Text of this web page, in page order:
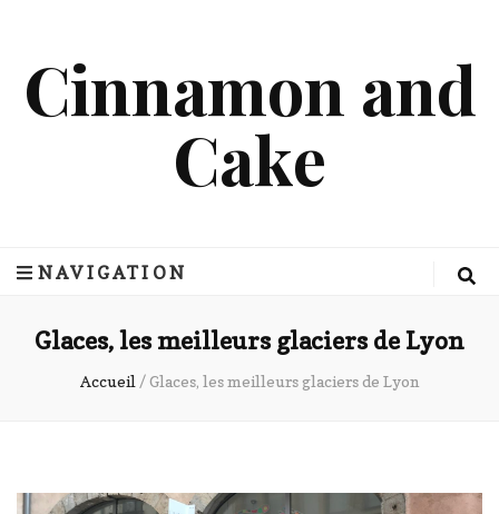
Cinnamon and
Cake
NAVIGATION
Glaces, les meilleurs glaciers de Lyon
Accueil /Glaces, les meilleurs glaciers de Lyon